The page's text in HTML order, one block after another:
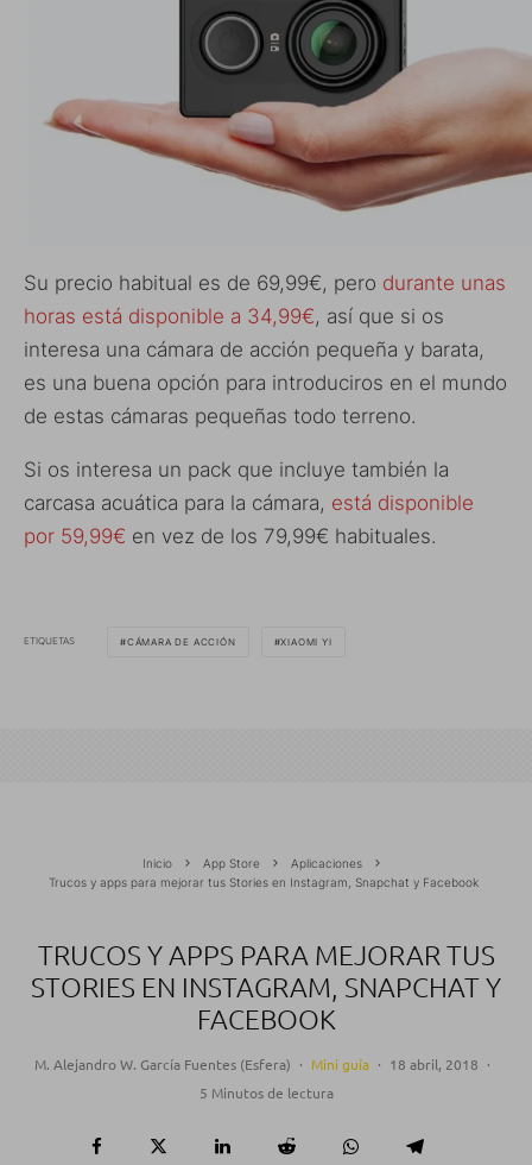
Su precio habitual es de 69,99€, pero durante unas
horas está disponible a 34,99€, así que si os
interesa una cámara de acción pequeña y barata,
es una buena opción para introduciros en el mundo
de estas cámaras pequeñas todo terreno.
Si os interesa un pack que incluye también la
carcasa acuática para la cámara, está disponible
por 59,99€ en vez de los 79,99€ habituales.
ETIQUETAS CÁMARA DE ACCIÓN XIAOMI YI
Inicio App Store
Aplicaciones
Trucos y apps para mejorar tus Stories en Instagram, Snapchat y Facebook
TRUCOS Y APPS PARA MEJORAR TUS
STORIES EN INSTAGRAM, SNAPCHAT Y
FACEBOOK
M. Alejandro W. García Fuentes (Esfera) · Mini guía · 18 abril, 2018 ·
5 Minutos de lectura